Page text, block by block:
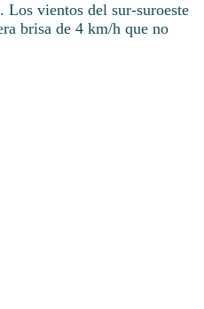
Los vientos del sur-suroeste
brisa de 4 km/h que no